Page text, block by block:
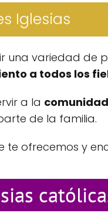
Iglesias
una variedad de
a todos los
a la
de la familia.
te ofrecemos y